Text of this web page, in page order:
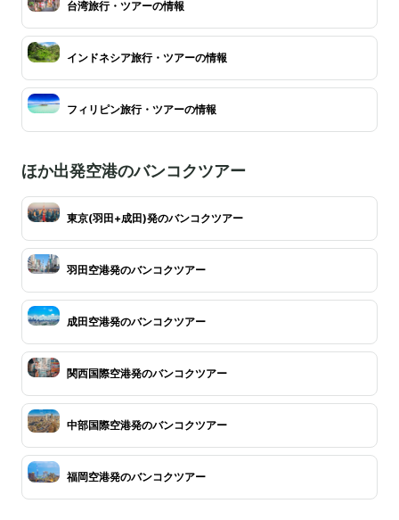
台湾旅行・ツアーの情報
インドネシア旅行・ツアーの情報
フィリピン旅行・ツアーの情報
ほか出発空港のバンコクツアー
東京(羽田+成田)発のバンコクツアー
羽田空港発のバンコクツアー
成田空港発のバンコクツアー
関西国際空港発のバンコクツアー
中部国際空港発のバンコクツアー
福岡空港発のバンコクツアー